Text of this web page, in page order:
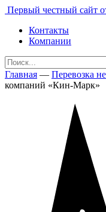
Первый честный сайт
Контакты
Компании
Главная — Перевозка
компаний «Кин-Марк»